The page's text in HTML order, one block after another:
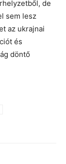
de
sem lesz
az ukrajnai
és
döntő